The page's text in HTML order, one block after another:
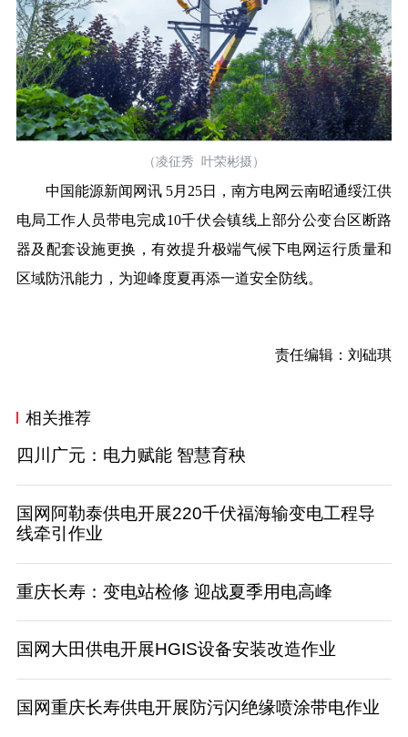
（凌征秀 叶荣彬摄）
中国能源新闻网讯 5月25日，南方电网云南昭通绥江供
电局工作人员带电完成10千伏会镇线上部分公变台区断路
器及配套设施更换，有效提升极端气候下电网运行质量和
区域防汛能力，为迎峰度夏再添一道安全防线。
责任编辑：刘础琪
相关推荐
四川广元：电力赋能 智慧育秧
国网阿勒泰供电开展220千伏福海输变电工程导
线牵引作业
重庆长寿：变电站检修 迎战夏季用电高峰
国网大田供电开展HGIS设备安装改造作业
国网重庆长寿供电开展防污闪绝缘喷涂带电作业